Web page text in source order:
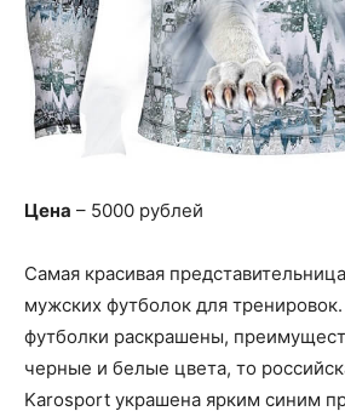
Цена – 5000 рублей
Самая красивая
мужских футболок для
футболки раскрашены,
черные и белые цвета, то
Karosport украшена ярким синим